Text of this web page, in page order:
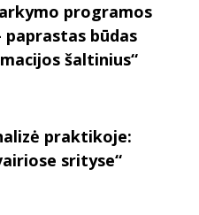
programos
paprastas būdas
šaltinius“
praktikoje:
srityse“